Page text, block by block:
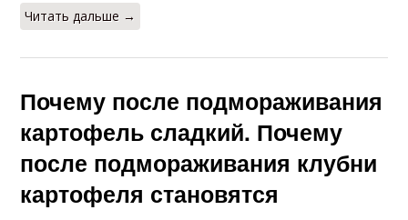
Читать дальше →
Почему после подмораживания
картофель сладкий. Почему
после подмораживания клубни
картофеля становятся